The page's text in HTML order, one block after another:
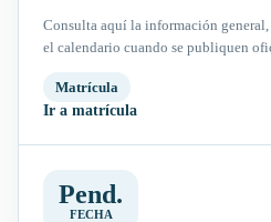
Consulta aquí la información
el calendario cuando se publiquen
Matrícula
Ir a matrícula
Pend.
FECHA